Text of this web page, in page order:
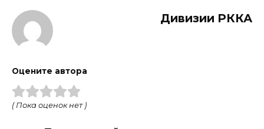
Дивизии РККА
Оцените автора
( Пока оценок нет )